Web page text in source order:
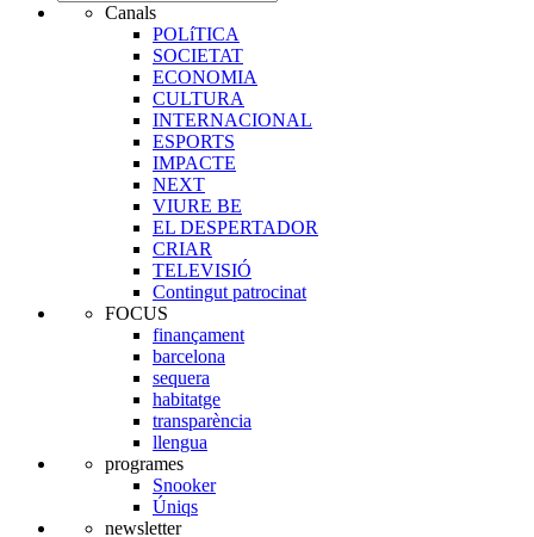
Canals
POLíTICA
SOCIETAT
ECONOMIA
CULTURA
INTERNACIONAL
ESPORTS
IMPACTE
NEXT
VIURE BE
EL DESPERTADOR
CRIAR
TELEVISIÓ
Contingut patrocinat
FOCUS
finançament
barcelona
sequera
habitatge
transparència
llengua
programes
Snooker
Úniqs
newsletter